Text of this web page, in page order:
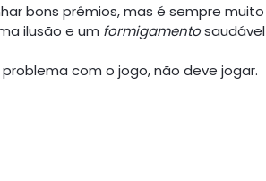
bons prêmios, mas é sempre muito
ilusão e um formigamentosaudável
com o jogo, não deve jogar.